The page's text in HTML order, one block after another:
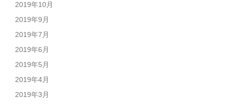
2019年10月
2019年9月
2019年7月
2019年6月
2019年5月
2019年4月
2019年3月